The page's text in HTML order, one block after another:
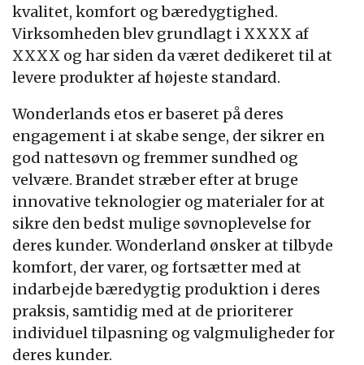
kvalitet, komfort og bæredygtighed.
Virksomheden blev grundlagt i XXXX af
XXXX og har siden da været dedikeret til at
levere produkter af højeste standard.
Wonderlands etos er baseret på deres
engagement i at skabe senge, der sikrer en
god nattesøvn og fremmer sundhed og
velvære. Brandet stræber efter at bruge
innovative teknologier og materialer for at
sikre den bedst mulige søvnoplevelse for
deres kunder. Wonderland ønsker at tilbyde
komfort, der varer, og fortsætter med at
indarbejde bæredygtig produktion i deres
praksis, samtidig med at de prioriterer
individuel tilpasning og valgmuligheder for
deres kunder.